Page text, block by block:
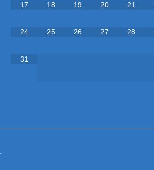
17 18 19 20 21
24 25 26 27 28
31